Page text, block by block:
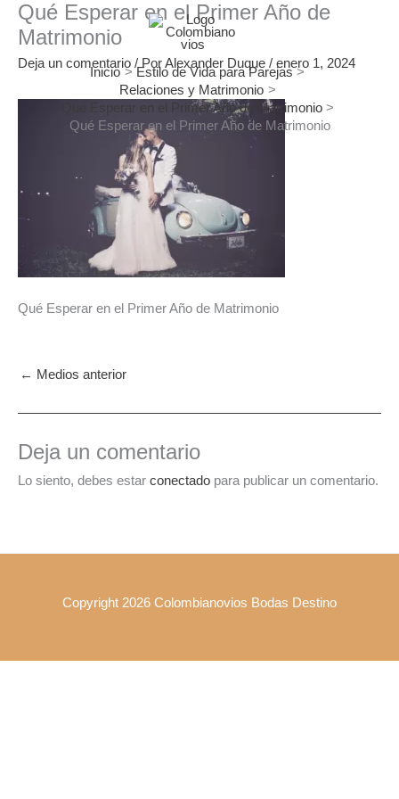
Inicio
Estilo de Vida para Parejas
Relaciones y Matrimonio
Qué Esperar en el Primer Año de Matrimonio
Qué Esperar en el Primer Año de Matrimonio
Qué Esperar en el Primer Año de
Matrimonio
Deja un comentario / PorAlexander Duque / enero 1, 2024
Qué Esperar en el Primer Año de Matrimonio
← Medios anterior
Deja un comentario
Lo siento, debes estar conectado para publicar un comentario.
Copyright 2026 Colombianovios Bodas Destino